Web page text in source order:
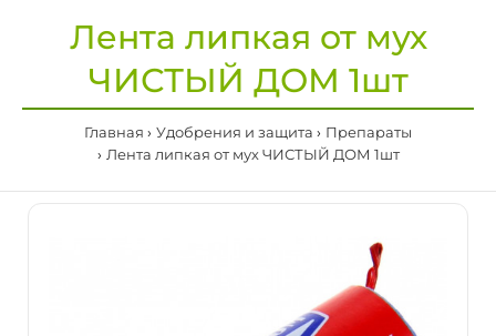
Лента липкая от мух
ЧИСТЫЙ ДОМ 1шт
Главная Удобрения и защита
Препараты
Лента липкая от мух ЧИСТЫЙ ДОМ 1шт